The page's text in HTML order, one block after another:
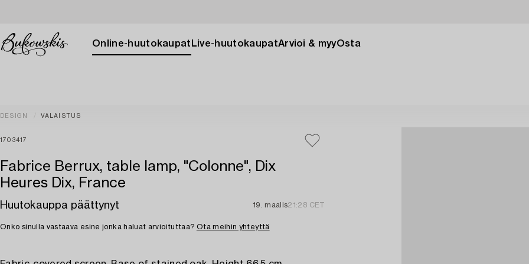
Online-huutokaupat Live-huutokaupatArvioi & myyOsta
DESIGN VALAISTUS
1703417
Fabrice Berrux, table lamp, "Colonne", Dix
Heures Dix, France
Huutokauppa päättynyt 19. maalis21:28 CET
Onko sinulla vastaava esine jonka haluat arvioituttaa? Ota meihin yhteyttä